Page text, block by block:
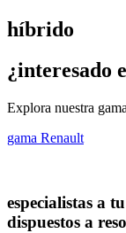
híbrido
¿interesado
Explora nuestra
gama Renault
especialistas a
dispuestos a